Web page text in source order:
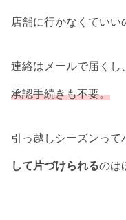
店舗に行かなくていい
連絡はメールで届くし、
承認手続きも不要。
引っ越しシーズンっ
して片づけられるのは